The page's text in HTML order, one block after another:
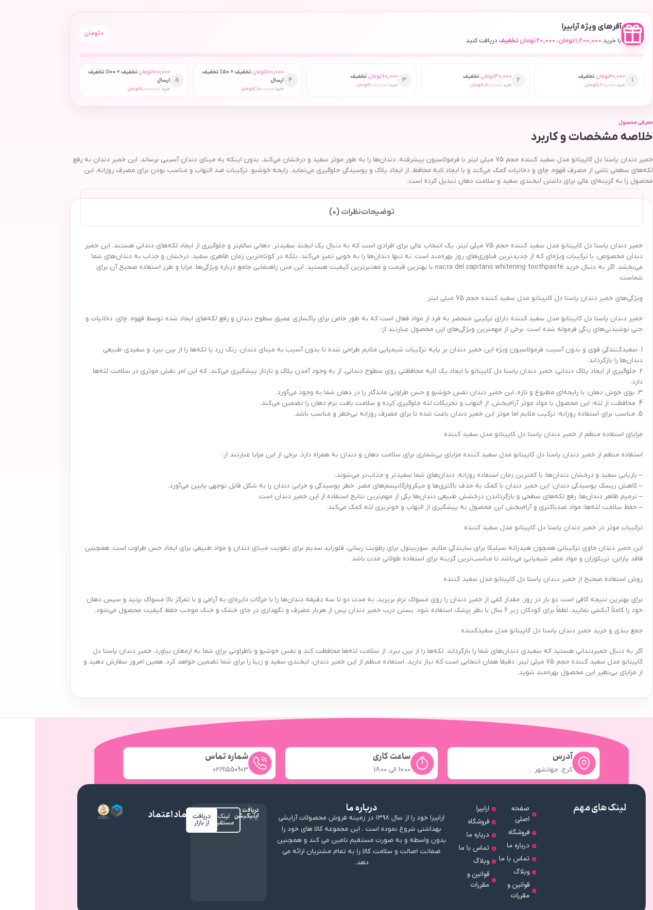
آفرهای ویژه آرابیرا
با خرید 1,200,000تومان، 20,000تومان تخفیف دریافت کنید.
0تومان
1
20,000تومان تخفیف
خرید 1,200,000تومان
2
30,000تومان تخفیف
خرید 1,500,000تومان
3
60,000تومان تخفیف
خرید 2,000,000تومان
4
100,000تومان
تخفیف + 50٪ تخفیف
ارسال
خرید 2,500,000تومان
5
100,000تومان
تخفیف + 100٪ تخفیف
ارسال
خرید 5,000,000تومان
معرفی محصول
خلاصه مشخصات و کاربرد
خمیر دندان پاستا دل کاپیتانو مدل سفید کننده حجم 75 میلی لیتر با فرمولاسیون پیشرفته، دندان‌ها را به طور موثر سفید و درخشان می‌کند، بدون اینکه به مینای دندان آسیبی برساند. این خمیر دندان به رفع
لکه‌های سطحی ناشی از مصرف قهوه، چای و دخانیات کمک می‌کند و با ایجاد لایه محافظ، از ایجاد پلاک و پوسیدگی جلوگیری می‌نماید. رایحه خوشبو، ترکیبات ضد التهاب و مناسب بودن برای مصرف روزانه، این
محصول را به گزینه‌ای عالی برای داشتن لبخندی سفید و سلامت دهان تبدیل کرده است.
توضیحاتنظرات (0)
خمیر دندان پاستا دل کاپیتانو مدل سفید کننده حجم 75 میلی لیتر، یک انتخاب عالی برای افرادی است که به دنبال یک لبخند سفیدتر، دهانی سالم‌تر و جلوگیری از ایجاد لکه‌های دندانی هستند. این خمیر
دندان مخصوص، با ترکیبات ویژه‌ای که از جدیدترین فناوری‌های روز بهره‌مند است، نه تنها دندان‌ها را به خوبی تمیز می‌کند، بلکه در کوتاه‌ترین زمان ظاهری سفید، درخشان و جذاب به دندان‌های شما
می‌بخشد. اگر به دنبال خرید паста del capitano whitening toothpaste با بهترین قیمت و معتبرترین کیفیت هستید، این متن راهنمایی جامع درباره ویژگی‌ها، مزایا و طرز استفاده صحیح آن برای
شماست.
ویژگی‌های خمیر دندان پاستا دل کاپیتانو مدل سفید کننده حجم 75 میلی لیتر
خمیر دندان پاستا دل کاپیتانو مدل سفید کننده دارای ترکیبی منحصر به فرد از مواد فعال است که به طور خاص برای پاکسازی عمیق سطوح دندان و رفع لکه‌های ایجاد شده توسط قهوه، چای، دخانیات و
حتی نوشیدنی‌های رنگی فرموله شده است. برخی از مهم­ترین ویژگی‌های این محصول عبارتند از:
1. سفیدکنندگی قوی و بدون آسیب: فرمولاسیون ویژه این خمیر دندان بر پایه ترکیبات شیمیایی ملایم طراحی شده تا بدون آسیب به مینای دندان، رنگ زرد یا لکه‌ها را از بین ببرد و سفیدی طبیعی
دندان‌ها را بازگرداند.
2. جلوگیری از ایجاد پلاک دندانی: خمیر دندان پاستا دل کاپیتانو با ایجاد یک لایه محافظتی روی سطوح دندانی، از به وجود آمدن پلاک و تارتار پیشگیری می‌کند، که این امر نقش موثری در سلامت لثه‌ها
دارد.
3. بوی خوش دهان: با رایحه‌ای مطبوع و تازه، این خمیر دندان نفس خوشبو و حس طراوتی ماندگار را در دهان شما به وجود می‌آورد.
4. محافظت از لثه: این محصول با مواد موثر آرام‌بخش، از التهاب و تحریکات لثه جلوگیری کرده و سلامت بافت نرم دهان را تضمین می‌کند.
5. مناسب برای استفاده روزانه: ترکیب ملایم اما موثر این خمیر دندان باعث شده تا برای مصرف روزانه بی‌خطر و مناسب باشد.
مزایای استفاده منظم از خمیر دندان پاستا دل کاپیتانو مدل سفید کننده
استفاده منظم از خمیر دندان پاستا دل کاپیتانو مدل سفید کننده مزایای بی‌شماری برای سلامت دهان و دندان به همراه دارد. برخی از این مزایا عبارتند از:
– بازیابی سفید و درخشان دندان‌ها: با کمترین زمان استفاده روزانه، دندان‌های شما سفیدتر و جذاب‌تر می‌شوند.
– کاهش ریسک پوسیدگی دندان: این خمیر دندان با کمک به حذف باکتری‌ها و میکروارگانیسم‌های مضر، خطر پوسیدگی و خرابی دندان را به شکل قابل توجهی پایین می‌آورد.
– ترمیم ظاهر دندان‌ها: رفع لکه‌های سطحی و بازگرداندن درخشش طبیعی دندان‌ها یکی از مهم‌ترین نتایج استفاده از این خمیر دندان است.
– حفظ سلامت لثه‌ها: مواد ضدباکتری و آرام‌بخش این محصول به پیشگیری از التهاب و خونریزی لثه کمک می‌کند.
ترکیبات موثر در خمیر دندان پاستا دل کاپیتانو مدل سفید کننده
این خمیر دندان حاوی ترکیباتی همچون هیدراته سیلیکا برای سایندگی ملایم، سوربیتول برای رطوبت رسانی، فلوراید سدیم برای تقویت مینای دندان و مواد طبیعی برای ایجاد حس طراوت است. همچنین
فاقد پارابن، تریکوزان و مواد مضر شیمیایی می‌باشد تا مناسب‌ترین گزینه برای استفاده طولانی مدت باشد.
روش استفاده صحیح از خمیر دندان پاستا دل کاپیتانو مدل سفید کننده
برای بهترین نتیجه کافی است دو بار در روز، مقدار کمی از خمیر دندان را روی مسواک نرم بریزید، به مدت دو تا سه دقیقه دندان‌ها را با حرکات دایره‌ای به آرامی و با تمرکز بالا مسواک بزنید و سپس دهان
خود را کاملاً آبکشی نمایید. لطفاً برای کودکان زیر 6 سال با نظر پزشک استفاده شود. بستن درب خمیر دندان پس از هربار مصرف و نگهداری در جای خشک و خنک موجب حفظ کیفیت محصول می‌شود.
جمع بندی و خرید خمیر دندان پاستا دل کاپیتانو مدل سفیدکننده
اگر به دنبال خمیردندانی هستید که سفیدی دندان‌های شما را بازگرداند، لکه‌ها را از بین ببرد، از سلامت لثه‌ها محافظت کند و نفس خوشبو و باطراوتی برای شما به ارمغان بیاورد، خمیر دندان پاستا دل
کاپیتانو مدل سفید کننده حجم 75 میلی لیتر، دقیقا همان انتخابی است که نیاز دارید. استفاده منظم از این خمیر دندان، لبخندی سفید و زیبا را برای شما تضمین خواهد کرد. همین امروز سفارش دهید و
از مزایای بی‌نظیر این محصول بهره‌مند شوید.
آدرس
کرج، جهانشهر
ساعت کاری
10:۰۰ الی 18:۰۰
شماره تماس
02191550903
لینک های مهم
صفحه
اصلی
فروشگاه
درباره ما
تماس با ما
وبلاگ
قوانین و
مقررات
ارابیرا
فروشگاه
درباره ما
تماس با ما
وبلاگ
قوانین و
مقررات
درباره ما
ارابیرا خود را از سال ۱۳۹۸ در زمینه فروش محصولات آرایشی
بهداشتی شروع نموده است . این مجموعه کالا های خود را
بدون واسطه و به صورت مستقیم تامین می کند و همچنین
ضمانت اصالت و سلامت کالا را به تمام مشتریان ارائه می
دهد.
دریافت
اپلیکیشن لینک
مستقیم
دریافت
از بازار نماد اعتماد